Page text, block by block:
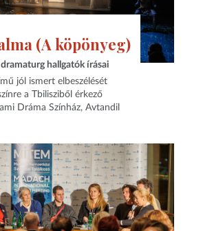
(A köpönyeg)
hallgatók írásai
jól ismert elbeszélését
a Tbilisziből érkező
Dráma Színház, Avtandil